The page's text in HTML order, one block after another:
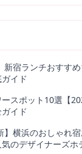
新宿ランチおすす
イド
スポット10選【
イド
】横浜のおしゃれ
のデザイナーズホ